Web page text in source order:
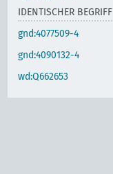
IDENTISCHER BEGRIFF
gnd:4077509-4
gnd:4090132-4
wd:Q662653